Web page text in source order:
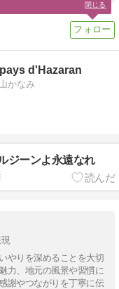
d'Hazaran
かなみ
ジーンよ永遠なれ
やりを深めることを大切
力、地元の風景や習慣に
謝やつながりを丁寧に伝
閉じる